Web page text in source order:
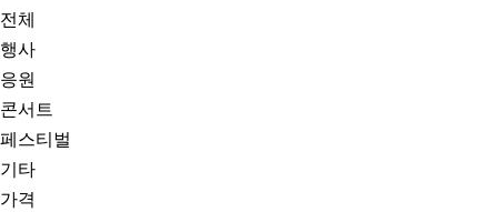
전체
행사
응원
콘서트
페스티벌
기타
가격